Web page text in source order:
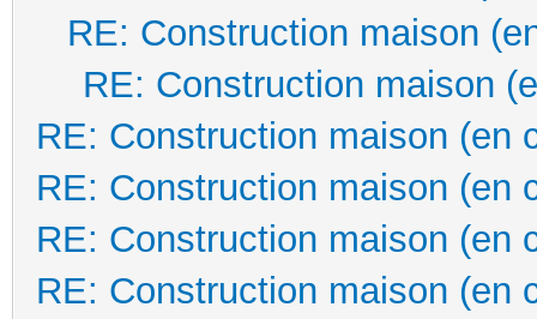
RE: Construction maison
RE: Construction maison
RE: Construction maison (en
RE: Construction maison (en
RE: Construction maison (en
RE: Construction maison (en